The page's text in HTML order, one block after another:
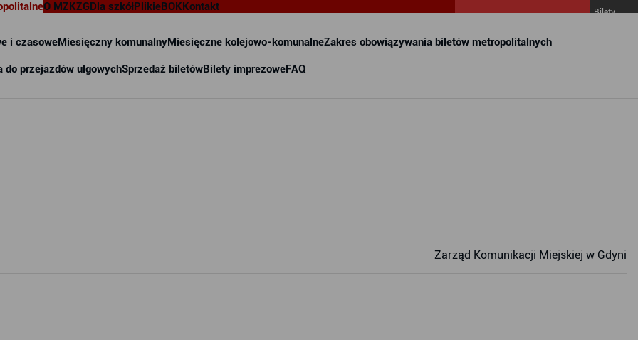
i czasoweMiesięczny komunalnyMiesięczne kolejowo-komunalneZakres obowiązywania biletów metropolitalnych
do przejazdów ulgowychSprzedaż biletówBilety imprezoweFAQ
O MZKZGDla szkółPlikieBOKKontakt
Bilety
Zarząd Komunikacji Miejskiej w Gdyni